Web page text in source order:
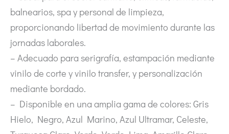
balnearios, spa y personal de limpieza,
proporcionando libertad de movimiento durante las
jornadas laborales.
– Adecuado para serigrafía, estampación mediante
vinilo de corte y vinilo transfer, y personalización
mediante bordado.
– Disponible en una amplia gama de colores: Gris
Hielo, Negro, Azul Marino, Azul Ultramar, Celeste,